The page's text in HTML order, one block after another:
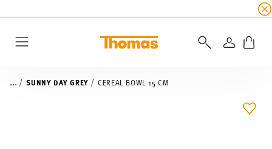
all
LOGIN
... SUNNY DAY GREY CEREAL BOWL 15 CM
ADD